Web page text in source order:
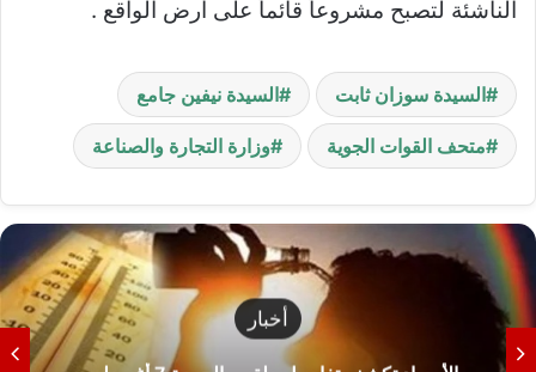
الناشئة لتصبح مشروعاً قائماً على أرض الواقع .
السيدة سوزان ثابت السيدة نيفين جامع
متحف القوات الجوية وزارة التجارة والصناعة
أخبار